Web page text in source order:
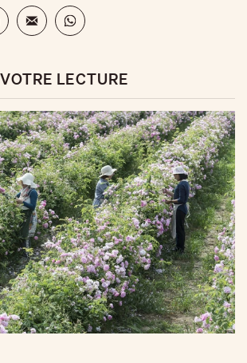
LECTURE